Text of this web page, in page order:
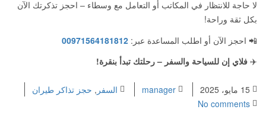
لا حاجة للانتظار في المكاتب أو التعامل مع وسطاء – احجز تذكرتك الآن
بكل ثقة وراحة!
📲 احجز الآن أو اطلب المساعدة عبر: 00971564181812
✈️ فلاي إن للسياحة والسفر – رحلتك تبدأ بنقرة!
manager السفر , حجز تذاكر طيران
No comments